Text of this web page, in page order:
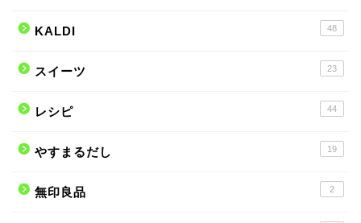
KALDI 48
スイーツ 23
レシピ 44
やすまるだし 19
無印良品 2